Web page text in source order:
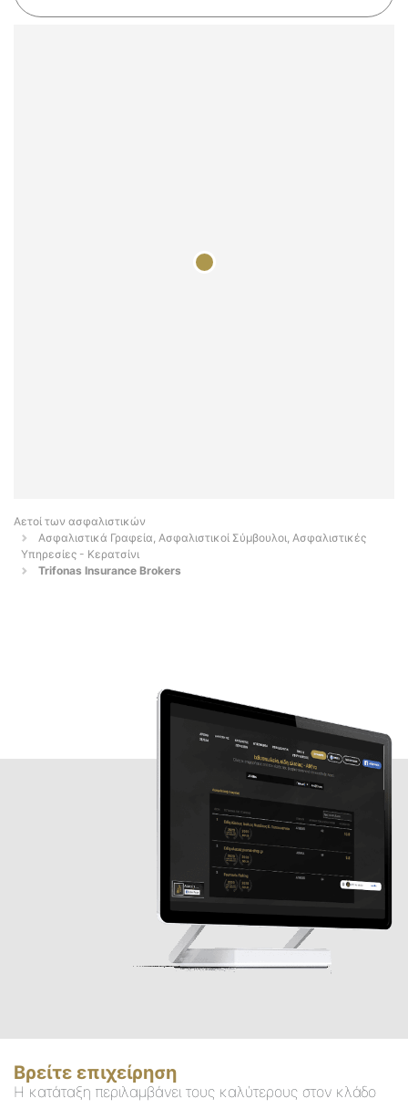
Αετοί των ασφαλιστικών
Ασφαλιστικά Γραφεία, Ασφαλιστικοί Σύμβουλοι, Ασφαλιστικές
Υπηρεσίες - Κερατσίνι
Trifonas Insurance Brokers
Βρείτε επιχείρηση
Η κατάταξη περιλαμβάνει τους καλύτερους στον κλάδο